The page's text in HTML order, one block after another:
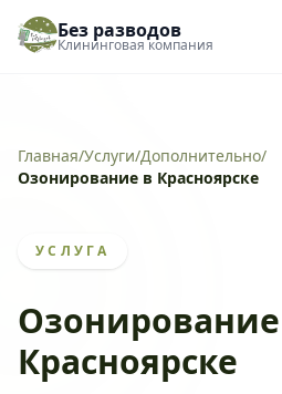
Без разводов
Клининговая компания
Главная/Услуги/Дополнительно/
Озонирование в Красноярске
УСЛУГА
Красноярске